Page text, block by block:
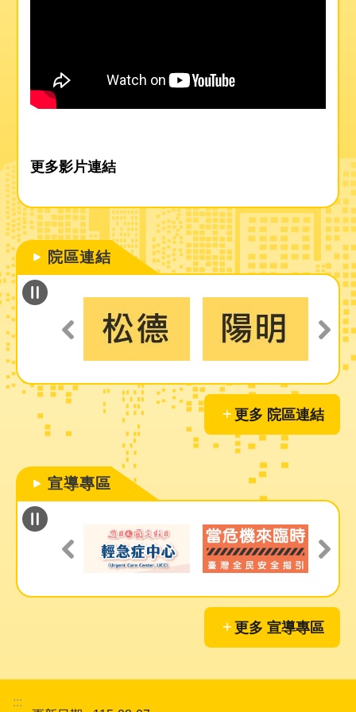
更多影片連結
院區連結
更多 院區連結
宣導專區
更多 宣導專區
:::